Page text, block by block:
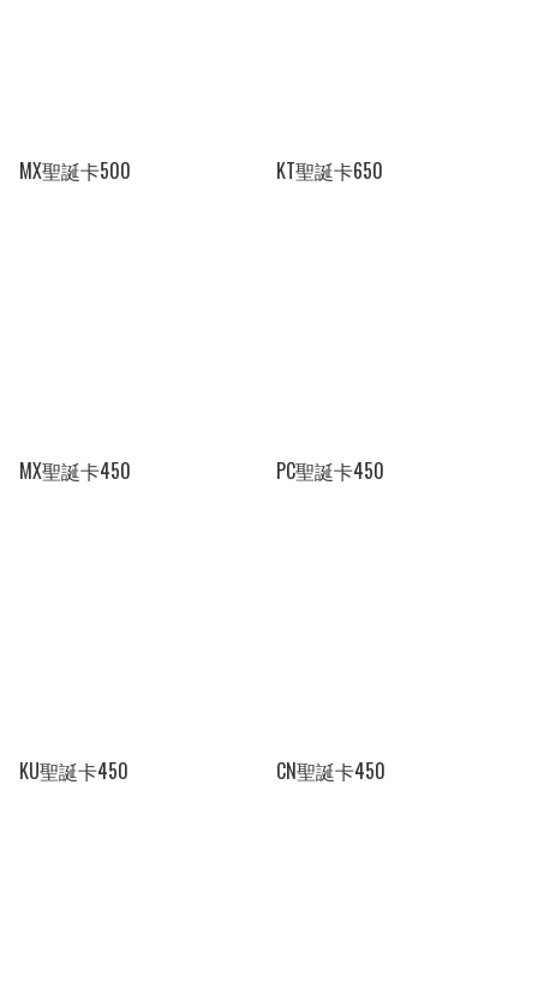
MX聖誕卡500 KT聖誕卡650
MX聖誕卡450 PC聖誕卡450
KU聖誕卡450 CN聖誕卡450